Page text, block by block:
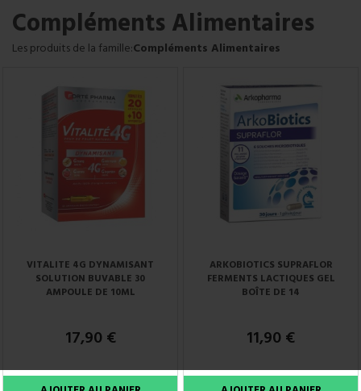
Compléments Alimentaires
Les produits de la famille:Compléments Alimentaires
VITALITE 4G DYNAMISANT
SOLUTION BUVABLE 30
AMPOULE DE 10ML
17,90 €
ARKOBIOTICS SUPRAFLOR
FERMENTS LACTIQUES GEL
BOÎTE DE 14
11,90 €